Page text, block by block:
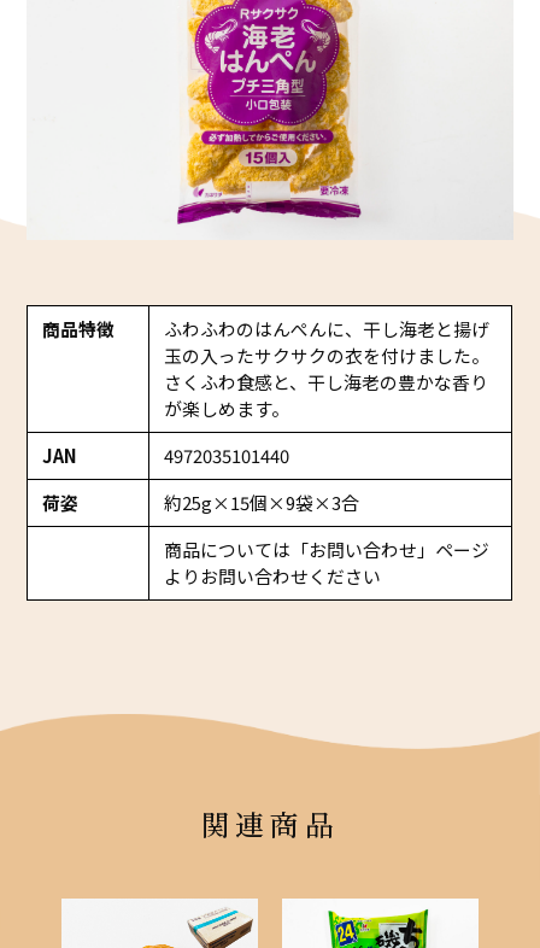
商品特徴
ふわふわのはんぺんに、干し海老と揚げ
玉の入ったサクサクの衣を付けました。
さくふわ食感と、干し海老の豊かな香り
が楽しめます。
JAN
4972035101440
荷姿
約25g×15個×9袋×3合
商品については「お問い合わせ」ページ
よりお問い合わせください
関連商品